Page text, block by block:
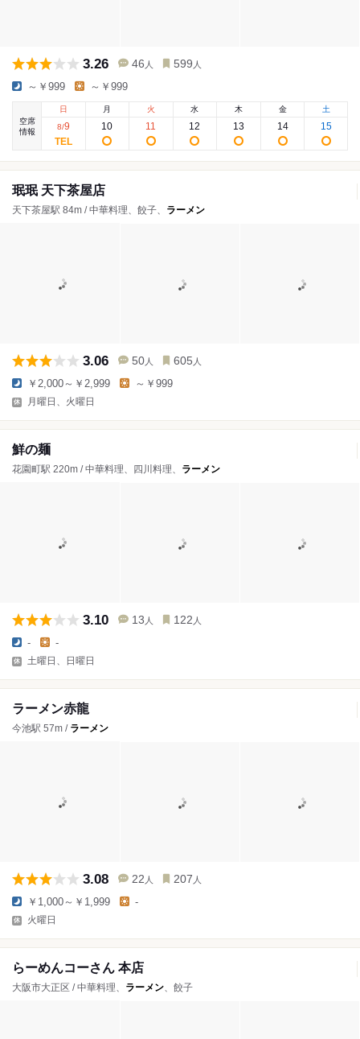
3.26 46 人 599 人
～￥999 ～￥999
空席
情報
日
8/9
月
10
火
11
水
12
木
13
金
14
土
15
珉珉 天下茶屋店
天下茶屋駅 84m / 中華料理、餃子、 ラーメン
3.06 50 人 605 人
￥2,000～￥2,999 ～￥999
月曜日、火曜日
鮮の麺
花園町駅 220m / 中華料理、四川料理、 ラーメン
3.10 13 人 122 人
- -
土曜日、日曜日
ラーメン赤龍
今池駅 57m / ラーメン
3.08 22 人 207 人
￥1,000～￥1,999 -
火曜日
らーめんコーさん 本店
大阪市大正区 / 中華料理、 ラーメン、餃子